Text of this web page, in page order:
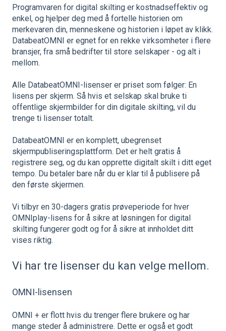
Programvaren for digital skilting er kostnadseffektiv og
enkel, og hjelper deg med å fortelle historien om
merkevaren din, menneskene og historien i løpet av klikk.
DatabeatOMNI er egnet for en rekke virksomheter i flere
bransjer, fra små bedrifter til store selskaper - og alt i
mellom.
Alle DatabeatOMNI-lisenser er priset som følger: En
lisens per skjerm. Så hvis et selskap skal bruke ti
offentlige skjermbilder for din digitale skilting, vil du
trenge ti lisenser totalt.
DatabeatOMNI er en komplett, ubegrenset
skjermpubliseringsplattform. Det er helt gratis å
registrere seg, og du kan opprette digitalt skilt i ditt eget
tempo. Du betaler bare når du er klar til å publisere på
den første skjermen.
Vi tilbyr en 30-dagers gratis prøveperiode for hver
OMNIplay-lisens for å sikre at løsningen for digital
skilting fungerer godt og for å sikre at innholdet ditt
vises riktig.
Vi har tre lisenser du kan velge mellom.
OMNI-lisensen
OMNI + er flott hvis du trenger flere brukere og har
mange steder å administrere. Dette er også et godt